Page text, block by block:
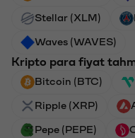
Stellar (XLM)
Waves (WAVES)
Kripto para fiyat
Bitcoin (BTC)
Ripple (XRP)
Pepe (PEPE)